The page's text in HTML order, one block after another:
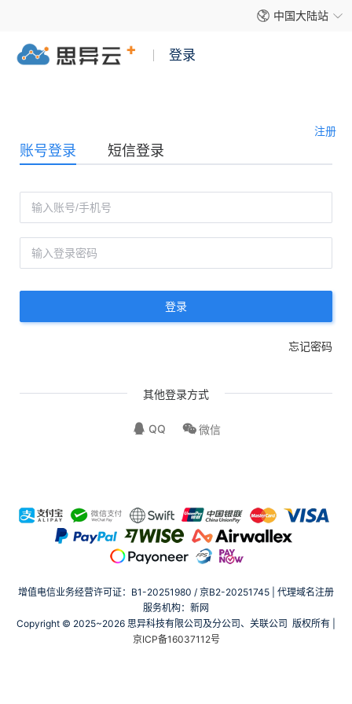
登录
中国大陆站
注册
登录
忘记密码
其他登录方式
QQ 微信
账号登录 短信登录
增值电信业务经营许可证：B1-20251980 / 京B2-20251745 | 代理域名注册
服务机构：新网
Copyright © 2025~2026 思异科技有限公司及分公司、关联公司 版权所有 |
京ICP备16037112号